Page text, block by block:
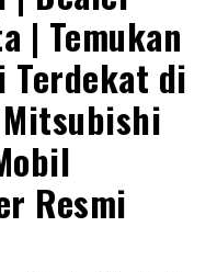
| Temukan
Terdekat di
Resmi